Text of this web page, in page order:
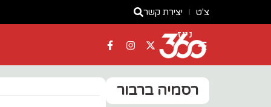
צ'ט יצירת קשר
ניוז
רסמיה ברבור